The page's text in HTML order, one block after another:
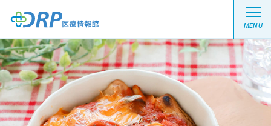
MENU
最新の注目記事